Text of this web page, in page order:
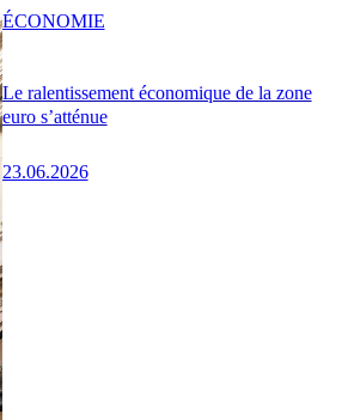
Le ralentissement économique de la zone
euro s’atténue
23.06.2026
ÉCONOMIE